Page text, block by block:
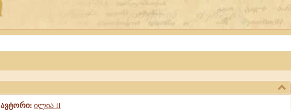
ავტორი: ილია II